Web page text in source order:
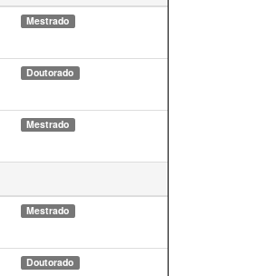
Mestrado
Doutorado
Mestrado
Mestrado
Doutorado